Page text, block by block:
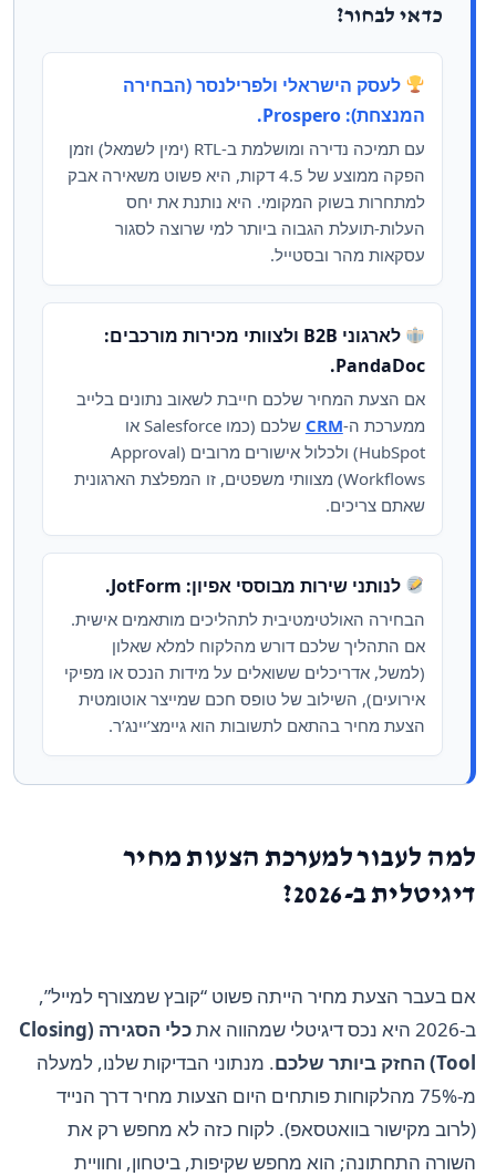
כדאי לבחור?
לעסק הישראלי ולפרילנסר (הבחירה
המנצחת): Prospero.
עם תמיכה נדירה ומושלמת ב-RTL (ימין לשמאל) וזמן
הפקה ממוצע של 4.5 דקות, היא פשוט משאירה אבק
למתחרות בשוק המקומי. היא נותנת את יחס
העלות-תועלת הגבוה ביותר למי שרוצה לסגור
עסקאות מהר ובסטייל.
לארגוני B2B ולצוותי מכירות מורכבים:
PandaDoc.
אם הצעת המחיר שלכם חייבת לשאוב נתונים בלייב
ממערכת ה-CRM
שלכם (כמו Salesforce או
HubSpot) ולכלול אישורים מרובים (Approval
Workflows) מצוותי משפטים, זו המפלצת הארגונית
שאתם צריכים.
לנותני שירות מבוססי אפיון: JotForm.
הבחירה האולטימטיבית לתהליכים מותאמים אישית.
אם התהליך שלכם דורש מהלקוח למלא שאלון
(למשל, אדריכלים ששואלים על מידות הנכס או מפיקי
אירועים), השילוב של טופס חכם שמייצר אוטומטית
הצעת מחיר בהתאם לתשובות הוא גיימצ’יינג’ר.
למה לעבור למערכת הצעות מחיר
דיגיטלית ב-2026?
אם בעבר הצעת מחיר הייתה פשוט “קובץ שמצורף למייל”,
ב-2026 היא נכס דיגיטלי שמהווה את
כלי הסגירה (Closing
Tool) החזק ביותר שלכם
. מנתוני הבדיקות שלנו, למעלה
מ-75% מהלקוחות פותחים היום הצעות מחיר דרך הנייד
(לרוב מקישור בוואטסאפ). לקוח כזה לא מחפש רק את
השורה התחתונה; הוא מחפש שקיפות, ביטחון, וחוויית